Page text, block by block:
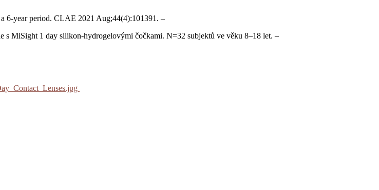
6-year period. CLAE 2021 Aug;44(4):101391. –
s MiSight 1 day silikon-hydrogelovými čočkami. N=32 subjektů ve věku 8–18 let. –